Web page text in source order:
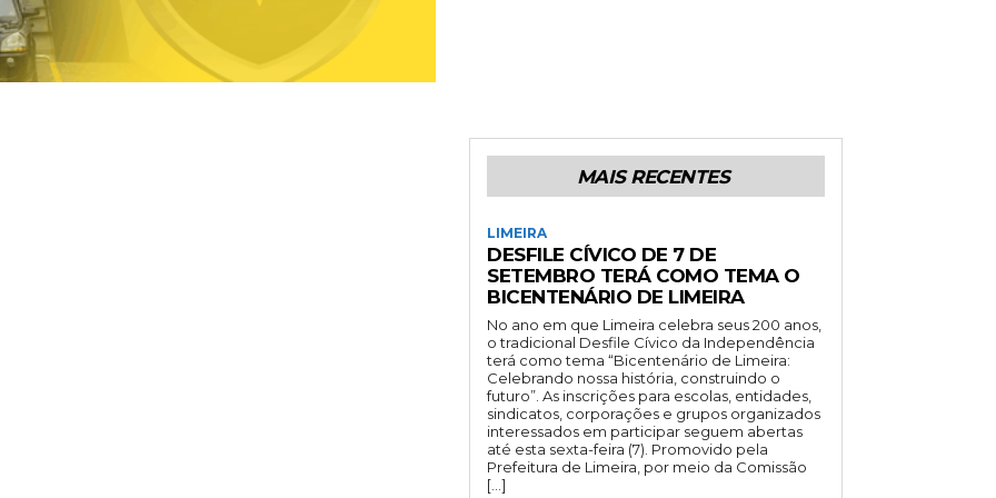
MAIS RECENTES
LIMEIRA
DESFILE CÍVICO DE 7 DE
SETEMBRO TERÁ COMO TEMA O
BICENTENÁRIO DE LIMEIRA
No ano em que Limeira celebra seus 200 anos,
o tradicional Desfile Cívico da Independência
terá como tema “Bicentenário de Limeira:
Celebrando nossa história, construindo o
futuro”. As inscrições para escolas, entidades,
sindicatos, corporações e grupos organizados
interessados em participar seguem abertas
até esta sexta-feira (7). Promovido pela
Prefeitura de Limeira, por meio da Comissão
[…]